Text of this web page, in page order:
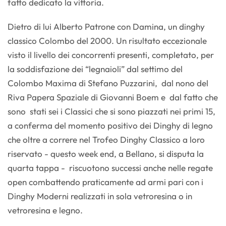
fatto dedicato la vittoria.
Dietro di lui Alberto Patrone con Damina, un dinghy
classico Colombo del 2000. Un risultato eccezionale
visto il livello dei concorrenti presenti, completato, per
la soddisfazione dei “legnaioli” dal settimo del
Colombo Maxima di Stefano Puzzarini, dal nono del
Riva Papera Spaziale di Giovanni Boem e dal fatto che
sono stati sei i Classici che si sono piazzati nei primi 15,
a conferma del momento positivo dei Dinghy di legno
che oltre a correre nel Trofeo Dinghy Classico a loro
riservato - questo week end, a Bellano, si disputa la
quarta tappa - riscuotono successi anche nelle regate
open combattendo praticamente ad armi pari con i
Dinghy Moderni realizzati in sola vetroresina o in
vetroresina e legno.